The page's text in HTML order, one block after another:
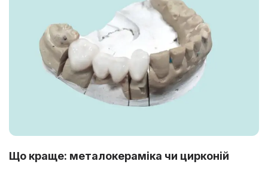
Що краще: металокераміка чи цирконій